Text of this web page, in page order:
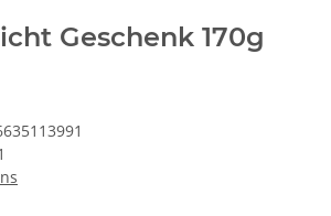
Geschenk 170g